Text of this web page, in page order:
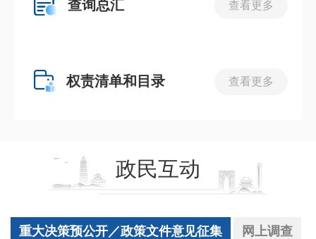
查询总汇 查看更多
权责清单和目录 查看更多
政民互动
重大决策预公开／政策文件意见征集 网上调查